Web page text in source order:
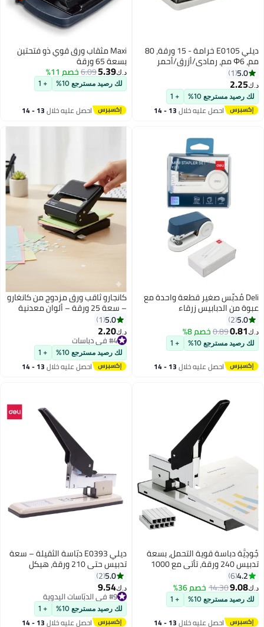
ديلي E0105 خرامة - 15 ورقة، 80
مم، Φ6 مم، رمادي/أزرق/أحمر
5.0
1
د.ك‏2.25
لك رصيد مسترجع 10% + 1
احصل عليه خلال 13 - 14
Maxi مثقاب ورق قوي ذو فتحتين
بسعة 65 ورقة
د.ك‏5.39
6.09خصم 11%
لك رصيد مسترجع 10% + 1
احصل عليه خلال 13 - 14
Deli مُدبِّس صغير قطعة واحدة مع
عبوة من الدبابيس زرقاء
5.0
2
د.ك‏0.81
0.89خصم 8%
لك رصيد مسترجع 10% + 1
احصل عليه خلال 13 - 14
كانجارو ثاقب ورق مزدوج من كانغارو
– سعة 25 ورقة – ألوان معدنية
متنوعةDP-520
5.0
1
د.ك‏2.20
#4 في دباسات
#4 في دباسات
لك رصيد مسترجع 10% + 1
احصل عليه خلال 13 - 14
جُودِيَّة دباسة قوية التحمل، بسعة
تدبيس 240 ورقة، تأتي مع 1000
دبوس، دباسة مكتبية يدوية كبيرة
السعة من المعدن لتجليد الأوراق
4.2
6
د.ك‏9.08
14.30خصم 36%
لك رصيد مسترجع 10% + 1
احصل عليه خلال 13 - 14
ديلي E0393 دبّاسة الثقيلة – سعة
تدبيس حتى 210 ورقة، هيكل
معدني بالكامل، عمق قابل للتعديل،
سندان دوّار، قاعدة مانعة للانزلاق –
دبّاسة مكتبية لربط الأوراق
السميكة.
5.0
2
د.ك‏9.54
#9 في الدبّاسات اليدوية
#9 في الدبّاسات اليدوية
لك رصيد مسترجع 10% + 1
احصل عليه خلال 13 - 14